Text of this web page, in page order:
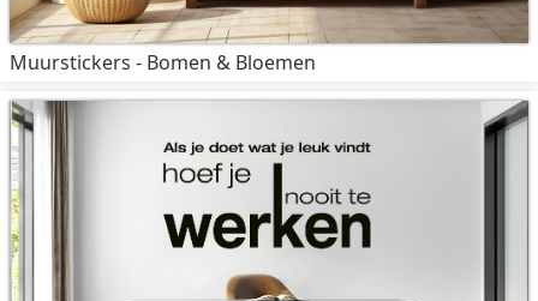
Muurstickers - Bomen & Bloemen